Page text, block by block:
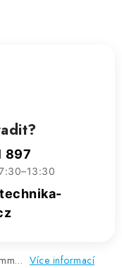
Více informací
897